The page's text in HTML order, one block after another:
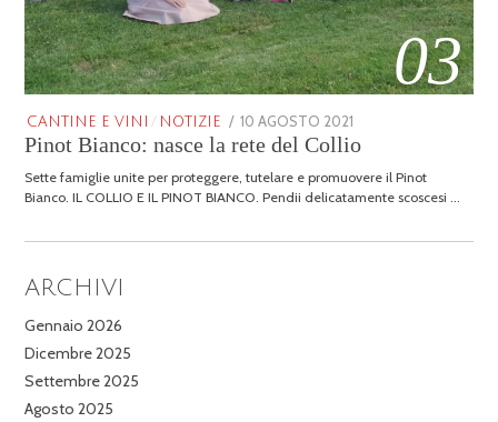
03
CANTINE E VINI / NOTIZIE
POSTED
ON
10 AGOSTO 2021
GENNAIO
Pinot Bianco: nasce la rete del Collio
Sette famiglie unite per proteggere, tutelare e promuovere il Pinot
Bianco. IL COLLIO E IL PINOT BIANCO. Pendii delicatamente scoscesi …
ARCHIVI
Gennaio 2026
Dicembre 2025
Settembre 2025
Agosto 2025